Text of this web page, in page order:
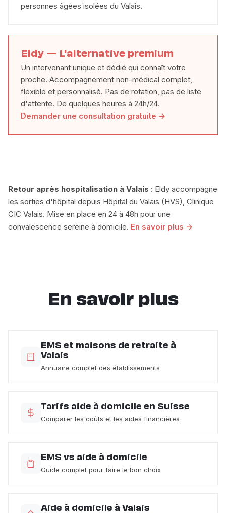
personnes âgées isolées du Valais.
Eldy — L'alternative premium
Un intervenant unique et dédié qui connaît votre
proche. Accompagnement non-médical complet,
flexible et personnalisé. Pas de rotation, pas de liste
d'attente. De quelques heures à 24h/24.
Demander une consultation gratuite →
Retour après hospitalisation à Valais : Eldy accompagne
les sorties d'hôpital depuis Hôpital du Valais (HVS), Clinique
CIC Valais. Mise en place en 24 à 48h pour une
convalescence sereine à domicile. En savoir plus →
En savoir plus
EMS et maisons de retraite à
Valais
Annuaire complet des établissements
Tarifs aide à domicile en Suisse
Comparer les coûts et les aides financières
EMS vs aide à domicile
Guide complet pour faire le bon choix
Aide à domicile à Valais